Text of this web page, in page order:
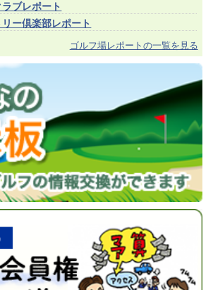
ブレポート
ー倶楽部レポート
ゴルフ場レポートの一覧を見る